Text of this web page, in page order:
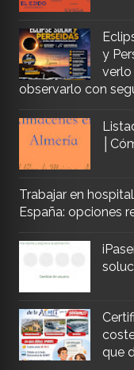
y
verlo
observarlo con
Trabajar en
España: opciones
que